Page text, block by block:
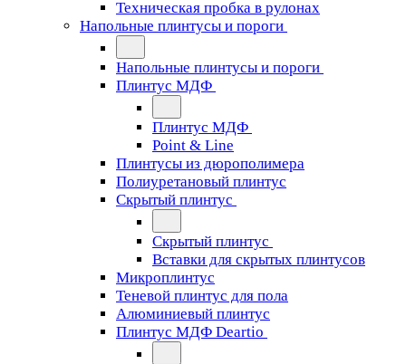
Техническая пробка в рулонах
Напольные плинтусы и пороги
Напольные плинтусы и пороги
Плинтус МДФ
Плинтус МДФ
Point & Line
Плинтусы из дюрополимера
Полиуретановый плинтус
Скрытый плинтус
Скрытый плинтус
Вставки для скрытых плинтусов
Микроплинтус
Теневой плинтус для пола
Алюминиевый плинтус
Плинтус МДФ Deartio